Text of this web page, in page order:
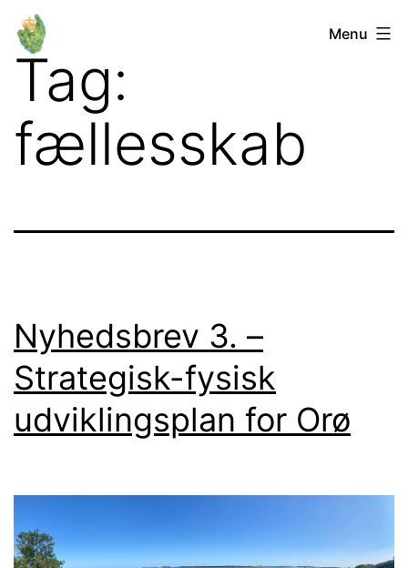
Fortsæt
indhold
Orø
Lokalforum
Menu
Tag:
fællesskab
Nyhedsbrev 3. –
Strategisk-fysisk
udviklingsplan for Orø